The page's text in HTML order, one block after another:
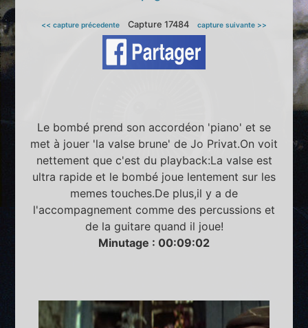
<< capture précedente Capture 17484 capture suivante >>
Le bombé prend son accordéon 'piano' et se
met à jouer 'la valse brune' de Jo Privat.On voit
nettement que c'est du playback:La valse est
ultra rapide et le bombé joue lentement sur les
memes touches.De plus,il y a de
l'accompagnement comme des percussions et
de la guitare quand il joue!
Minutage : 00:09:02